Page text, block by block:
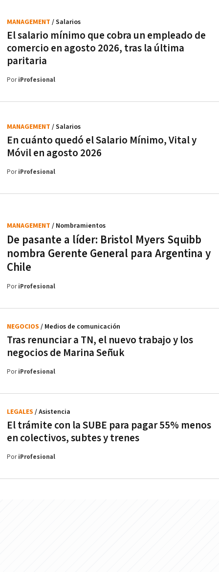
El salario mínimo que cobra un empleado de
comercio en agosto 2026, tras la última
paritaria
MANAGEMENT / Salarios
PoriProfesional
En cuánto quedó el Salario Mínimo, Vital y
Móvil en agosto 2026
MANAGEMENT / Salarios
PoriProfesional
De pasante a líder: Bristol Myers Squibb
nombra Gerente General para Argentina y
Chile
MANAGEMENT / Nombramientos
PoriProfesional
Tras renunciar a TN, el nuevo trabajo y los
negocios de Marina Señuk
NEGOCIOS / Medios de comunicación
PoriProfesional
El trámite con la SUBE para pagar 55% menos
en colectivos, subtes y trenes
LEGALES / Asistencia
PoriProfesional